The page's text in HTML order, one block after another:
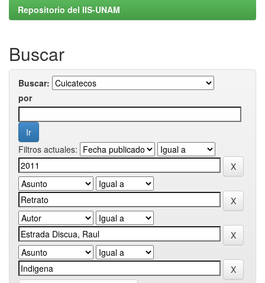
Repositorio del IIS-UNAM
Buscar
Buscar:
por
Filtros actuales: